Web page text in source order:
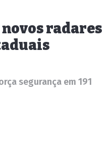
novos radares
segurança em 191